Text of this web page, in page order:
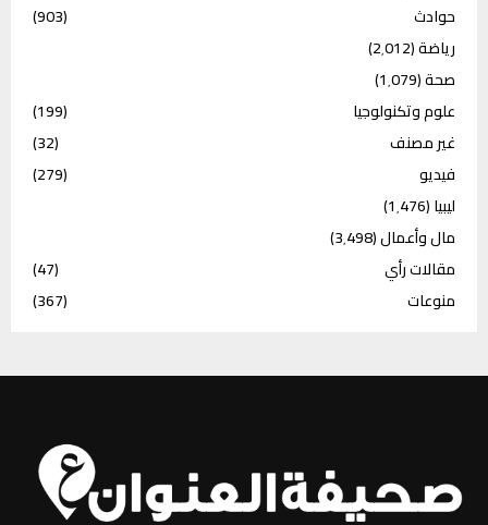
حوادث
(903)
رياضة(2٬012)
صحة(1٬079)
علوم وتكنولوجيا
(199)
غير مصنف
(32)
فيديو
(279)
ليبيا(1٬476)
مال وأعمال(3٬498)
مقالات رأي
(47)
منوعات
(367)